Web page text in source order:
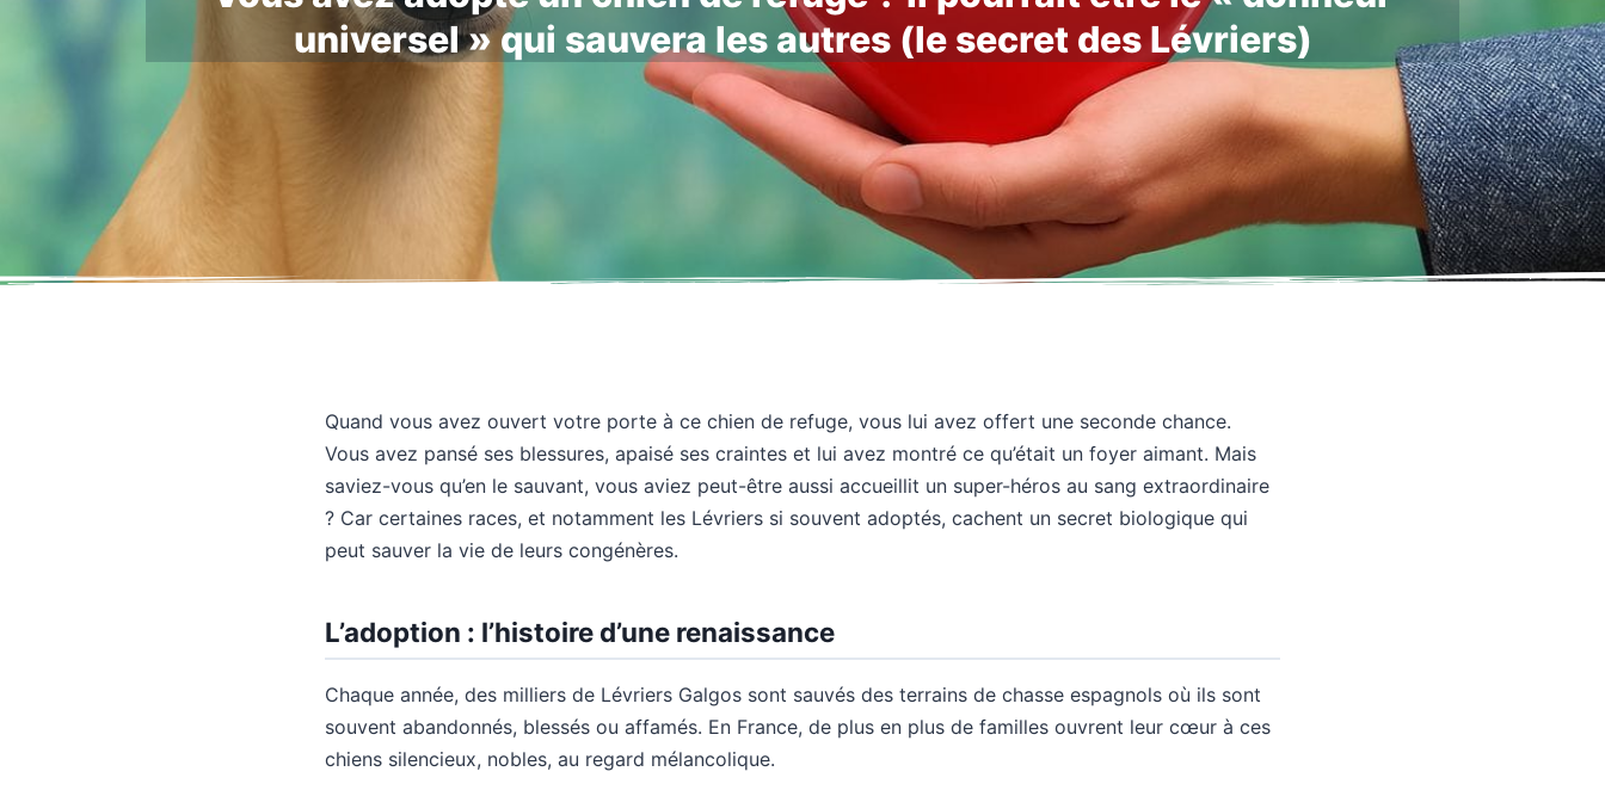
universel » qui sauvera les autres (le secret des Lévriers)
Quand vous avez ouvert votre porte à ce chien de refuge, vous lui avez offert une seconde chance.
Vous avez pansé ses blessures, apaisé ses craintes et lui avez montré ce qu’était un foyer aimant. Mais
saviez-vous qu’en le sauvant, vous aviez peut-être aussi accueillit un super-héros au sang extraordinaire
? Car certaines races, et notamment les Lévriers si souvent adoptés, cachent un secret biologique qui
peut sauver la vie de leurs congénères.
L’adoption : l’histoire d’une renaissance
Chaque année, des milliers de Lévriers Galgos sont sauvés des terrains de chasse espagnols où ils sont
souvent abandonnés, blessés ou affamés. En France, de plus en plus de familles ouvrent leur cœur à ces
chiens silencieux, nobles, au regard mélancolique.